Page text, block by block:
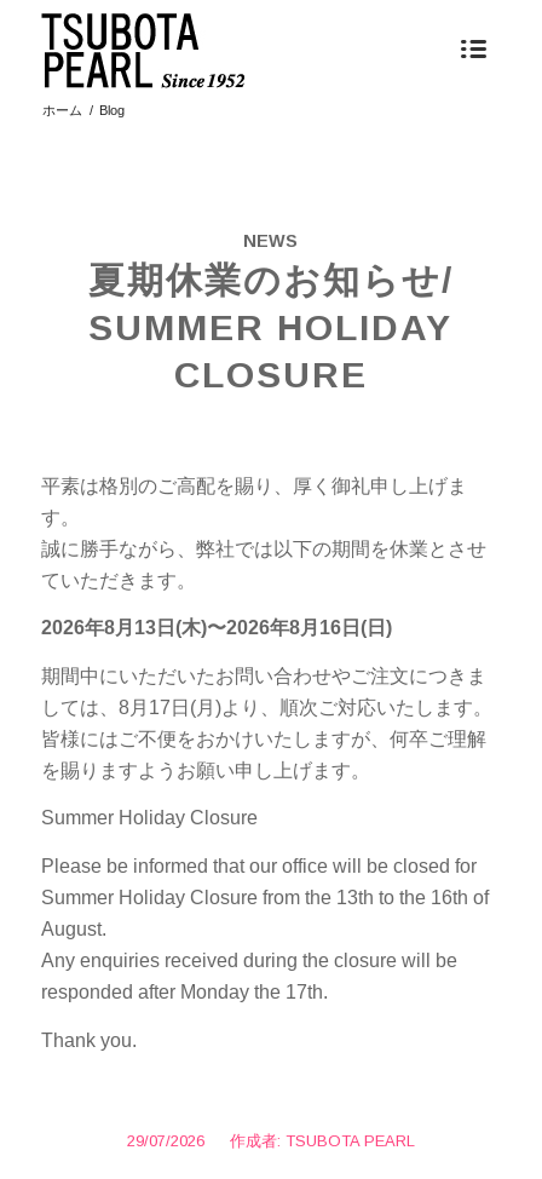
ホーム / Blog
NEWS
夏期休業のお知らせ/
SUMMER HOLIDAY
CLOSURE
平素は格別のご高配を賜り、厚く御礼申し上げま
す。
誠に勝手ながら、弊社では以下の期間を休業とさせ
ていただきます。
2026年8月13日(木)〜2026年8月16日(日)
期間中にいただいたお問い合わせやご注文につきま
しては、8月17日(月)より、順次ご対応いたします。
皆様にはご不便をおかけいたしますが、何卒ご理解
を賜りますようお願い申し上げます。
Summer Holiday Closure
Please be informed that our office will be closed for
Summer Holiday Closure from the 13th to the 16th of
August.
Any enquiries received during the closure will be
responded after Monday the 17th.
Thank you.
29/07/2026
/ 作成者: TSUBOTA PEARL